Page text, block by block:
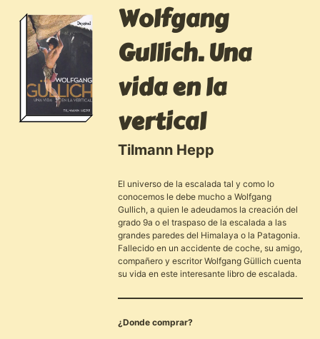
Wolfgang
Gullich. Una
vida en la
vertical
Tilmann Hepp
El universo de la escalada tal y como lo
conocemos le debe mucho a Wolfgang
Gullich, a quien le adeudamos la creación del
grado 9a o el traspaso de la escalada a las
grandes paredes del Himalaya o la Patagonia.
Fallecido en un accidente de coche, su amigo,
compañero y escritor Wolfgang Güllich cuenta
su vida en este interesante libro de escalada.
¿Donde comprar?